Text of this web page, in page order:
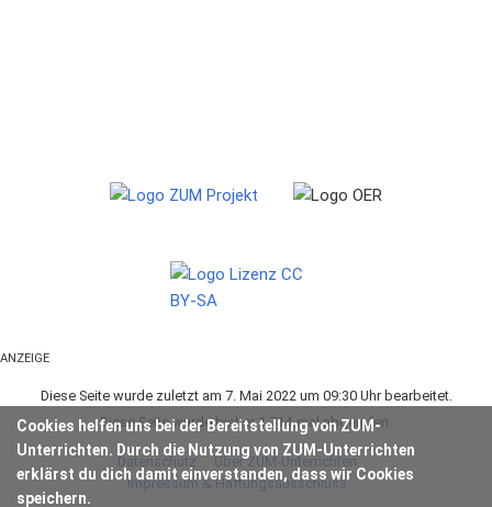
Cookies helfen uns bei der Bereitstellung von ZUM-
Unterrichten. Durch die Nutzung von ZUM-Unterrichten
erklärst du dich damit einverstanden, dass wir Cookies
speichern.
ANZEIGE
Diese Seite wurde zuletzt am 7. Mai 2022 um 09:30 Uhr bearbeitet.
Diese Seite wurde bisher 1.714-mal abgerufen.
Datenschutz
Über ZUM-Unterrichten
Impressum & Haftungsausschluss